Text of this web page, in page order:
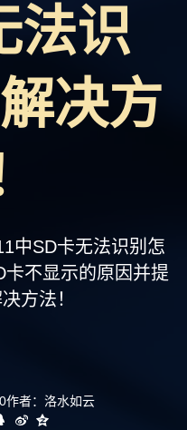
法识
决方
中SD卡无法识别怎
不显示的原因并提
方法！
作者： 洛水如云